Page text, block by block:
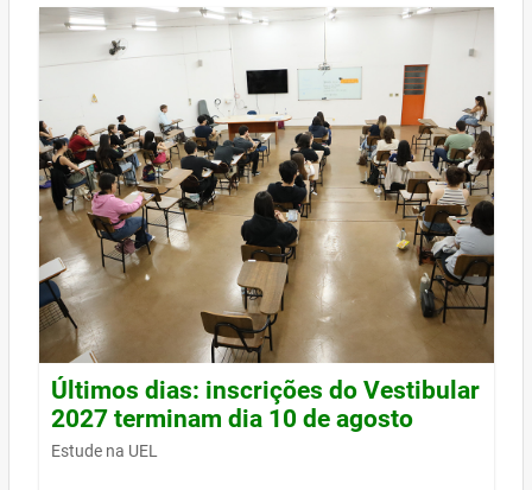
Últimos dias: inscrições do Vestibular
2027 terminam dia 10 de agosto
Estude na UEL